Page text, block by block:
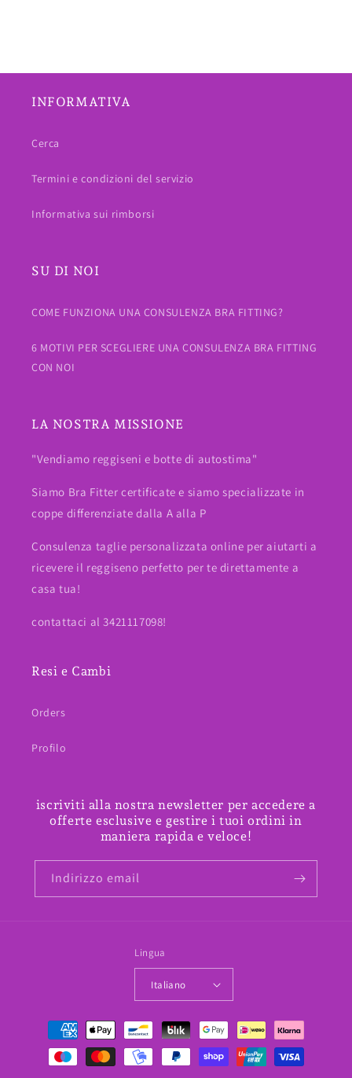
INFORMATIVA
Cerca
Termini e condizioni del servizio
Informativa sui rimborsi
SU DI NOI
COME FUNZIONA UNA CONSULENZA BRA FITTING?
6 MOTIVI PER SCEGLIERE UNA CONSULENZA BRA FITTING
CON NOI
LA NOSTRA MISSIONE
"Vendiamo reggiseni e botte di autostima"
Siamo Bra Fitter certificate e siamo specializzate in
coppe differenziate dalla A alla P
Consulenza taglie personalizzata online per aiutarti a
ricevere il reggiseno perfetto per te direttamente a
casa tua!
contattaci al 3421117098!
Resi e Cambi
Orders
Profilo
iscriviti alla nostra newsletter per accedere a
offerte esclusive e gestire i tuoi ordini in
maniera rapida e veloce!
Indirizzo email
Lingua
Italiano
Metodi
pagamento